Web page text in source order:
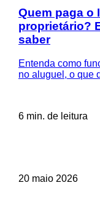
Quem paga o
proprietário?
saber
Entenda como
no aluguel, o que
6 min. de leitura
20 maio 2026